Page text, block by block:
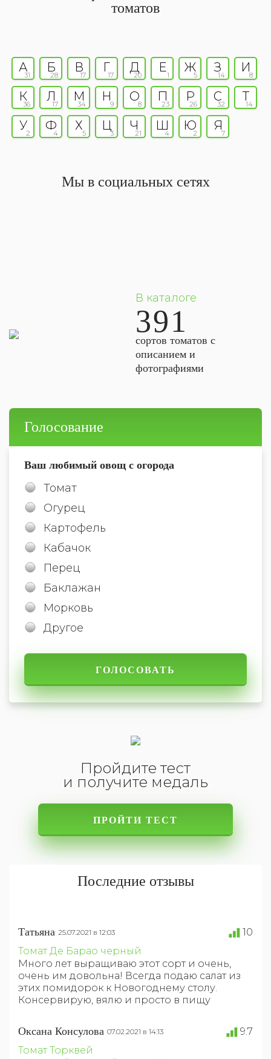
томатов
А
31
Б
28
В
17
Г
17
Д
20
Е
1
Ж
5
З
14
И
8
К
36
Л
17
М
34
Н
9
О
8
П
23
Р
26
С
32
Т
14
У
2
Ф
4
Х
5
Ц
3
Ч
21
Ш
4
Ю
2
Я
7
Мы в социальных сетях
В каталоге
391
сортов томатов с
описанием и
фотографиями
Голосование
Ваш любимый овощ с огорода
Томат
Огурец
Картофель
Кабачок
Перец
Баклажан
Морковь
Другое
Пройдите тест
и получите медаль
ПРОЙТИ ТЕСТ
Последние отзывы
Татьяна 25.07.2021 в 12:03
10
Томат Де Барао черный
Много лет выращиваю этот сорт и очень,
очень им довольна! Всегда подаю салат из
этих помидорок к Новогоднему столу.
Консервирую, вялю и просто в пищу
Оксана Консулова 07.02.2021 в 14:13
9.7
Томат Торквей